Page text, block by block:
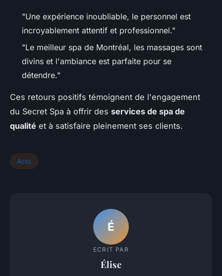
"Une expérience inoubliable, le personnel est
incroyablement attentif et professionnel."
"Le meilleur spa de Montréal, les massages sont
divins et l'ambiance est parfaite pour se
détendre."
Ces retours positifs témoignent de l'engagement
du Secret Spa à offrir des services de spa de
qualité et à satisfaire pleinement ses clients.
Actu
É
ECRIT PAR
Élise